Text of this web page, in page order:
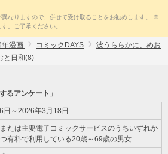
なりますので、併せて受け取ることをお勧めします。 ※
。ご了承ください。
年漫画 コミックDAYS
波うららかに、めお
と日和(8)
るアンケート」
日～2026年3月18日
たは主要電子コミックサービスのうちいずれか
有料で利用している20歳～69歳の男女